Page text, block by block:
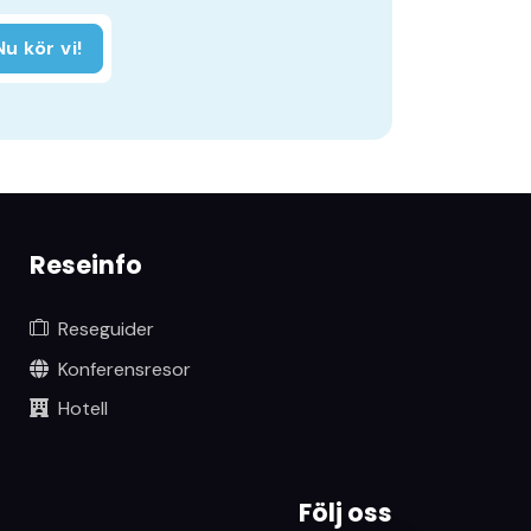
kör vi!
Reseinfo
Reseguider
Konferensresor
Hotell
Följ oss